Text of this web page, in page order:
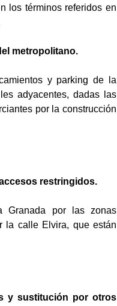
los términos referidos en
metropolitano.
y parking de la
adyacentes, dadas las
por la construcción
restringidos.
Granada por las zonas
la calle Elvira, que están
y sustitución por otros